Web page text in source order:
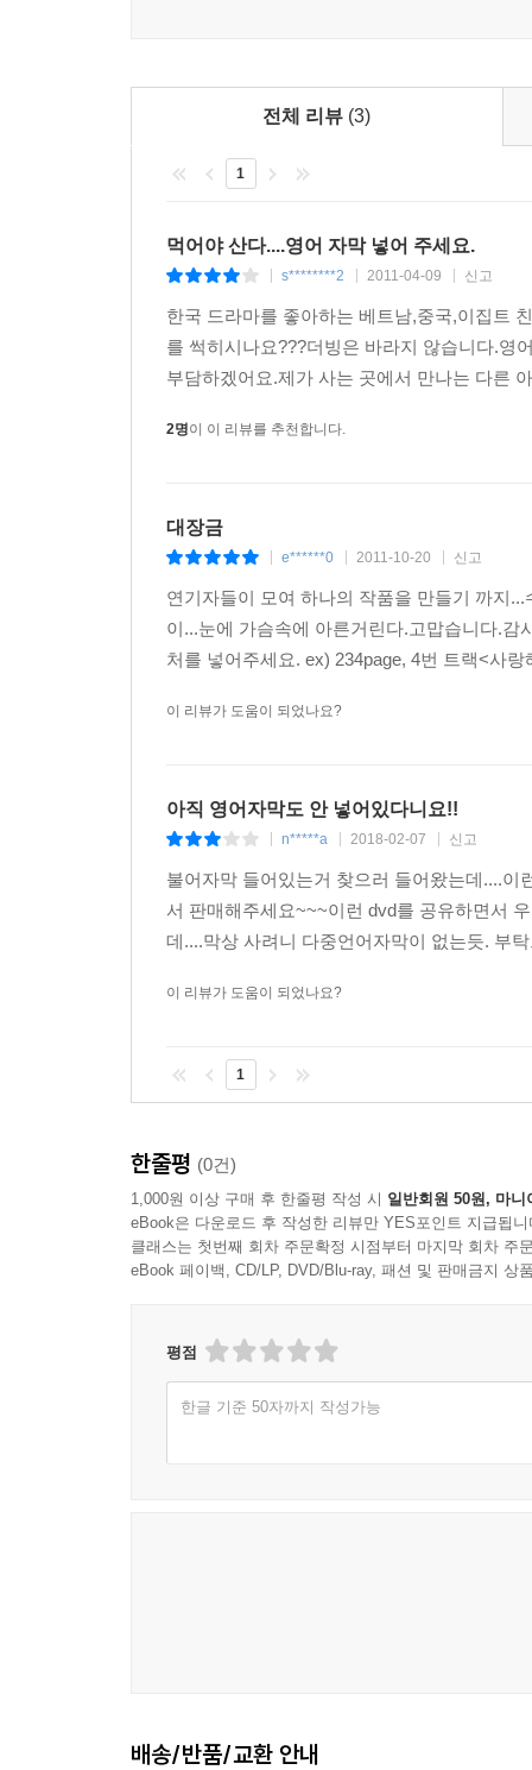
전체 리뷰 (3)
1
먹어야 산다....영어 자막 넣어 주세요.
s********2 2011-04-09 신고
한국 드라마를 좋아하는 베트남,중국,이집트
를 썩히시나요???더빙은 바라지 않습니다.영
부담하겠어요.제가 사는 곳에서 만나는 다른
2명이 이 리뷰를 추천합니다.
대장금
e******0 2011-10-20 신고
연기자들이 모여 하나의 작품을 만들기 까지
이...눈에 가슴속에 아른거린다.고맙습니다.감
처를 넣어주세요. ex) 234page, 4번 트랙<사
이 리뷰가 도움이 되었나요?
아직 영어자막도 안 넣어있다니요!!
n*****a 2018-02-07 신고
불어자막 들어있는거 찾으러 들어왔는데....
서 판매해주세요~~~이런 dvd를 공유하면서
데....막상 사려니 다중언어자막이 없는듯. 부
이 리뷰가 도움이 되었나요?
1
한줄평 (0건)
1,000원 이상 구매 후 한줄평 작성 시 일반회원 50원, 마니
eBook은 다운로드 후 작성한 리뷰만 YES포인트 지급됩니
클래스는 첫번째 회차 주문확정 시점부터 마지막 회차 주
eBook 페이백, CD/LP, DVD/Blu-ray, 패션 및 판매금지 상
평점
한글 기준 50자까지 작성가능
배송/반품/교환 안내